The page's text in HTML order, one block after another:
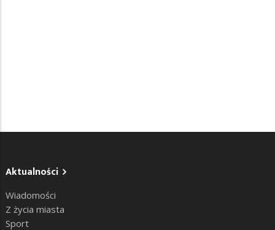
Aktualności
Wiadomości
Z życia miasta
Sport